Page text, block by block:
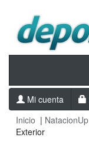
Mi cuenta
Inicio | NatacionUp
Exterior